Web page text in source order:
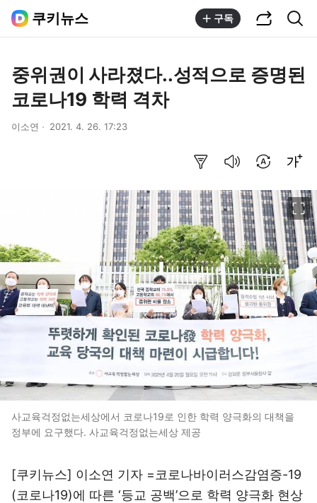
쿠키뉴스 구독
중위권이 사라졌다..성적으로 증명된
코로나19 학력 격차
이소연 2021. 4. 26. 17:23
사교육걱정없는세상에서 코로나19로 인한 학력 양극화의 대책을
정부에 요구했다. 사교육걱정없는세상 제공
[쿠키뉴스] 이소연 기자 =코로나바이러스감염증-19
(코로나19)에 따른 ‘등교 공백’으로 학력 양극화 현상